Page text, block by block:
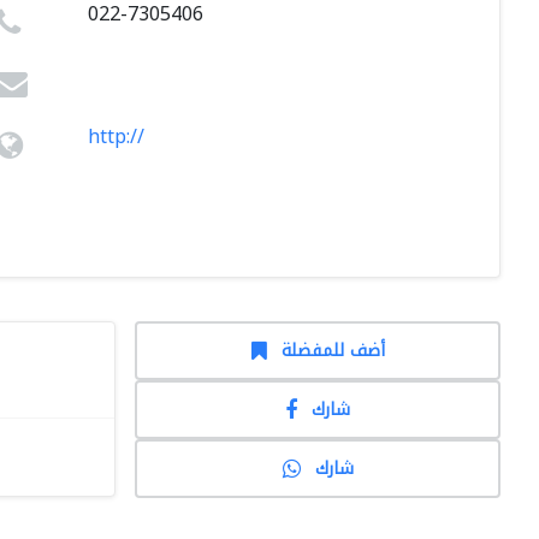
022-7305406
http://
أضف للمفضلة
شارك
شارك